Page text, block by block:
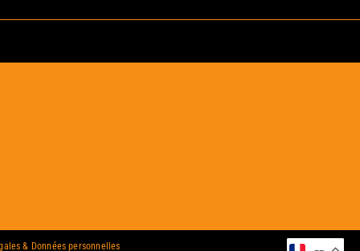
& Données personnelles